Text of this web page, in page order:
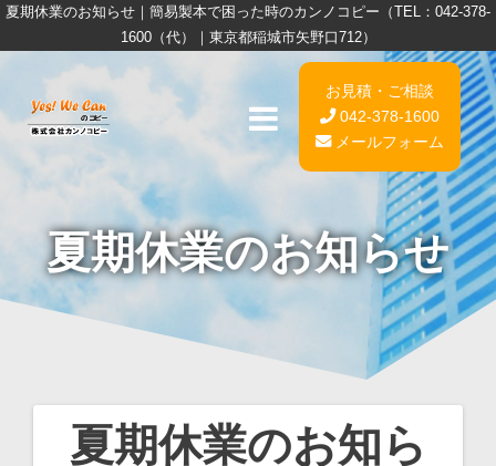
夏期休業のお知らせ｜簡易製本で困った時のカンノコピー（TEL：042-378-
1600（代）｜東京都稲城市矢野口712）
お見積・ご相談
042-378-1600
メールフォーム
夏期休業のお知らせ
夏期休業のお知ら